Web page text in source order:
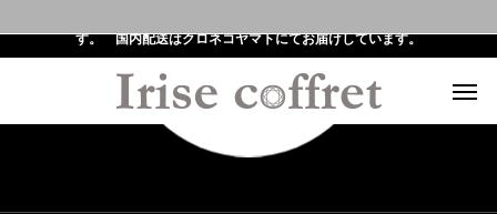
す。 国内配送はクロネコヤマトにてお届けしています。